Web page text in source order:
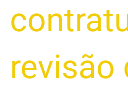
revisão